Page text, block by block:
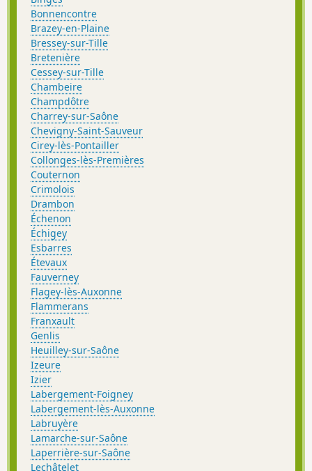
Bonnencontre
Brazey-en-Plaine
Bressey-sur-Tille
Bretenière
Cessey-sur-Tille
Chambeire
Champdôtre
Charrey-sur-Saône
Chevigny-Saint-Sauveur
Cirey-lès-Pontailler
Collonges-lès-Premières
Couternon
Crimolois
Drambon
Échenon
Échigey
Esbarres
Étevaux
Fauverney
Flagey-lès-Auxonne
Flammerans
Franxault
Genlis
Heuilley-sur-Saône
Izeure
Izier
Labergement-Foigney
Labergement-lès-Auxonne
Labruyère
Lamarche-sur-Saône
Laperrière-sur-Saône
Lechâtelet